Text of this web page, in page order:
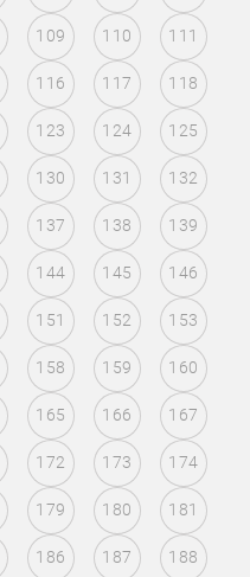
109 110 111
116 117 118
123 124 125
130 131 132
137 138 139
144 145 146
151 152 153
158 159 160
165 166 167
172 173 174
179 180 181
186 187 188